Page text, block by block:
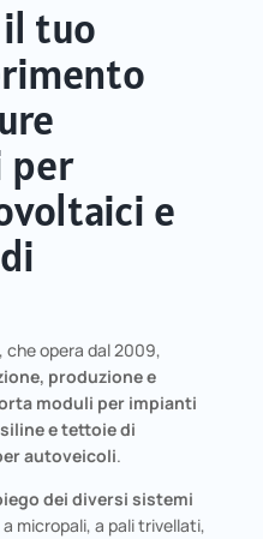
tuo
per
e
che opera dal 2009,
produzione e
moduli per impianti
e tettoie di
autoveicoli.
dei diversi sistemi
micropali, a pali trivellati,